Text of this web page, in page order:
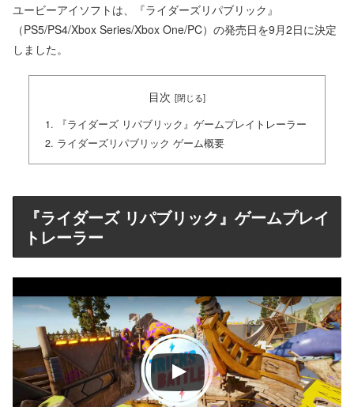
ユービーアイソフトは、『ライダーズリパブリック』
（PS5/PS4/Xbox Series/Xbox One/PC）の発売日を9月2日に決定
しました。
目次
『ライダーズ リパブリック』ゲームプレイトレーラー
ライダーズリパブリック ゲーム概要
『ライダーズ リパブリック』ゲームプレイ
トレーラー